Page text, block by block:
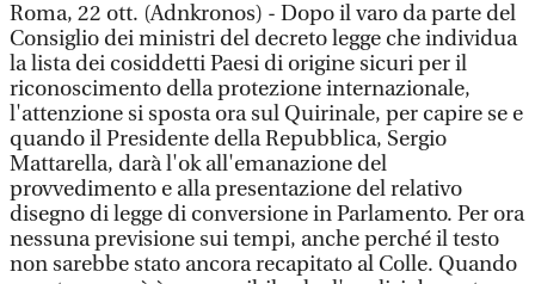
Roma, 22 ott. (Adnkronos) - Dopo il varo da parte del
Consiglio dei ministri del decreto legge che individua
la lista dei cosiddetti Paesi di origine sicuri per il
riconoscimento della protezione internazionale,
l'attenzione si sposta ora sul Quirinale, per capire se e
quando il Presidente della Repubblica, Sergio
Mattarella, darà l'ok all'emanazione del
provvedimento e alla presentazione del relativo
disegno di legge di conversione in Parlamento. Per ora
nessuna previsione sui tempi, anche perché il testo
non sarebbe stato ancora recapitato al Colle. Quando